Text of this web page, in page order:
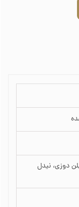
دوزی، نیدل